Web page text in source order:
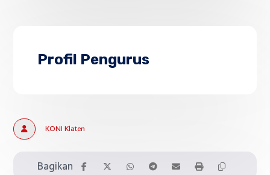
Profil Pengurus
KONI Klaten